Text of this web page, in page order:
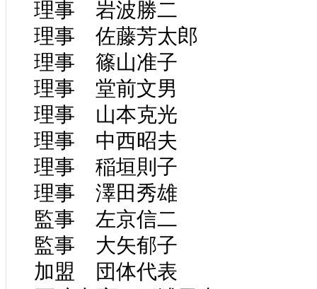
理事 岩波勝二
理事 佐藤芳太郎
理事 篠山准子
理事 堂前文男
理事 山本克光
理事 中西昭夫
理事 稲垣則子
理事 澤田秀雄
監事 左京信二
監事 大矢郁子
加盟 団体代表